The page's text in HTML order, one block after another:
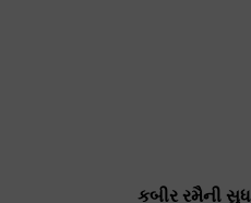
કબીર રમૈની